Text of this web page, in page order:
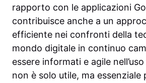
rapporto con le applicazioni
contribuisce anche a un
efficiente nei confronti della
mondo digitale in continuo
essere informati e agile
non è solo utile, ma essenziale